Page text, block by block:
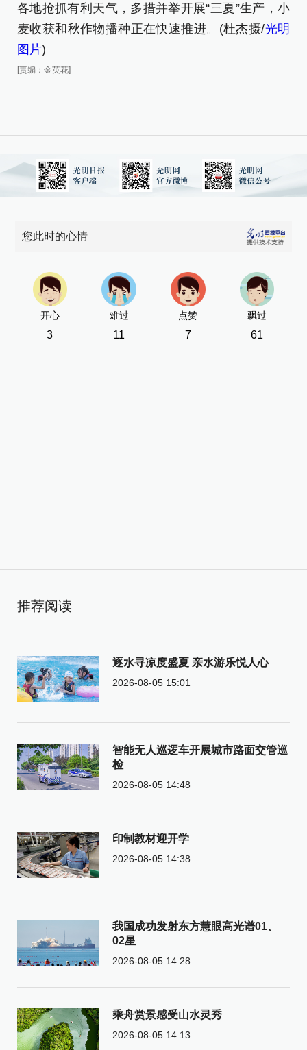
各地抢抓有利天气，多措并举开展“三夏”生产，小
麦收获和秋作物播种正在快速推进。(杜杰摄/光明
图片)
[责编：金英花]
您此时的心情
开心
3
难过
11
点赞
7
飘过
61
推荐阅读
逐水寻凉度盛夏 亲水游乐悦人心
2026-08-05 15:01
智能无人巡逻车开展城市路面交管巡
检
2026-08-05 14:48
印制教材迎开学
2026-08-05 14:38
我国成功发射东方慧眼高光谱01、
02星
2026-08-05 14:28
乘舟赏景感受山水灵秀
2026-08-05 14:13